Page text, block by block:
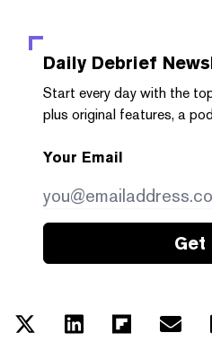
Daily Debrief
Start every day with the
plus original features, a
Your Email
Get